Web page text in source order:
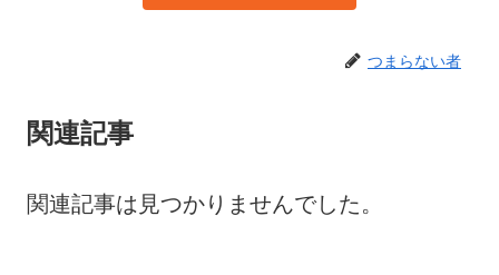
つまらない者
関連記事
関連記事は見つかりませんでした。